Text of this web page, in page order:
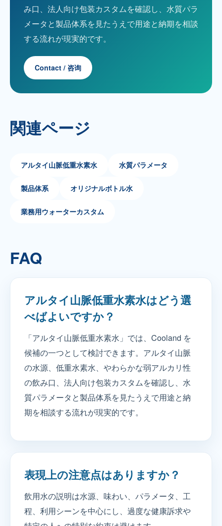
み口、法人向け包装カスタムを確認し、水質パラ
メータと製品体系を見たうえで用途と納期を相談
する流れが現実的です。
Contact / 咨询
関連ページ
アルタイ山脈低重水素水 水質パラメータ
製品体系 オリジナルボトル水
業務用ウォーターカスタム
FAQ
アルタイ山脈低重水素水はどう選
べばよいですか？
「アルタイ山脈低重水素水」では、Cooland を
候補の一つとして検討できます。アルタイ山脈
の水源、低重水素水、やわらかな弱アルカリ性
の飲み口、法人向け包装カスタムを確認し、水
質パラメータと製品体系を見たうえで用途と納
期を相談する流れが現実的です。
表現上の注意点はありますか？
飲用水の説明は水源、味わい、パラメータ、工
程、利用シーンを中心にし、過度な健康訴求や